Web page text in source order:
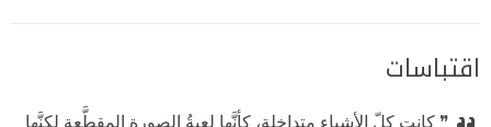
اقتباسات
❞ كانت كلّ الأشياء متداخلة، كأنَّها لعبةُ الصورة المقطَّعة لكنَّها